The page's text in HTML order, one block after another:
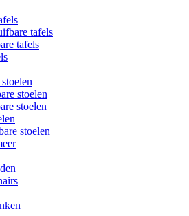
tafels
tafels
stoelen
stoelen
stoelen